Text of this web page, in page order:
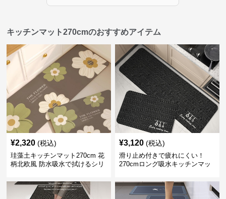
キッチンマット270cmのおすすめアイテム
¥2,320 (税込)
珪藻土キッチンマット270cm 花
柄北欧風 防水吸水で拭けるシリ
¥3,120 (税込)
滑り止め付きで疲れにくい！
270cmロング吸水キッチンマッ